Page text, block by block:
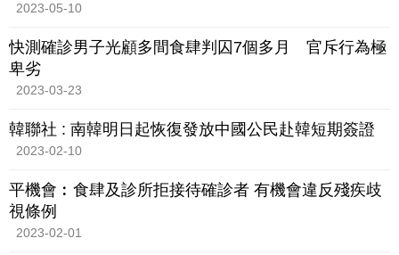
2023-05-10
快測確診男子光顧多間食肆判囚7個多月 官斥行為極
卑劣
2023-03-23
韓聯社 : 南韓明日起恢復發放中國公民赴韓短期簽證
2023-02-10
平機會︰食肆及診所拒接待確診者 有機會違反殘疾歧
視條例
2023-02-01